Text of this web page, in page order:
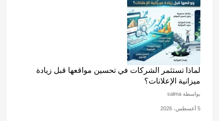
لماذا تستثمر الشركات في تحسين مواقعها قبل زيادة
ميزانية الإعلانات؟
بواسطة salma
5 أغسطس، 2026